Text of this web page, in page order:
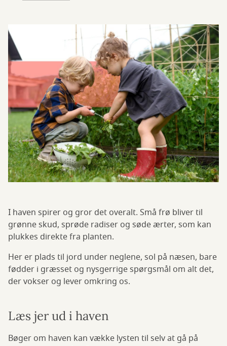
I haven spirer og gror det overalt. Små frø bliver til
grønne skud, sprøde radiser og søde ærter, som kan
plukkes direkte fra planten.
Her er plads til jord under neglene, sol på næsen, bare
fødder i græsset og nysgerrige spørgsmål om alt det,
der vokser og lever omkring os.
Læs jer ud i haven
Bøger om haven kan vække lysten til selv at gå på